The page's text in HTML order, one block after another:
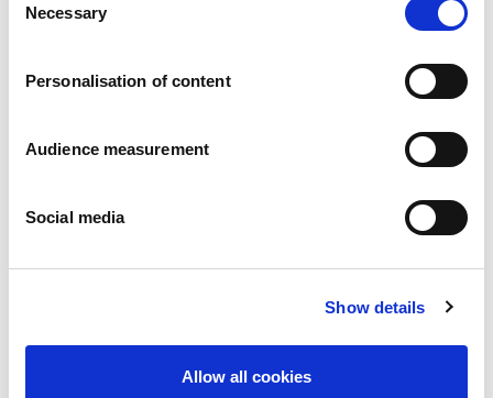
Selection
Necessary
Personalisation of content
Audience measurement
Social media
Show details
Allow all cookies